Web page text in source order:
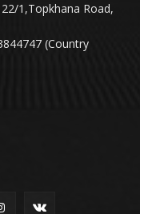
1,Topkhana Road,
(Country